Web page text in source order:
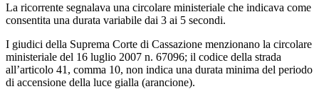
La ricorrente segnalava una circolare ministeriale che indicava come
consentita una durata variabile dai 3 ai 5 secondi.
I giudici della Suprema Corte di Cassazione menzionano la circolare
ministeriale del 16 luglio 2007 n. 67096; il codice della strada
all’articolo 41, comma 10, non indica una durata minima del periodo
di accensione della luce gialla (arancione).